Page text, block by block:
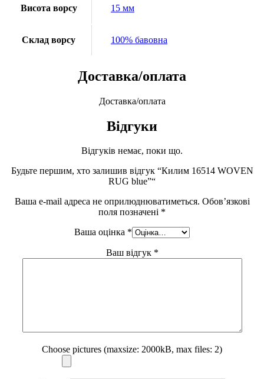
Висота ворсу 15 мм
Склад ворсу 100% бавовна
Доставка/оплата
Доставка/оплата
Відгуки
Відгуків немає, поки що.
Будьте першим, хто залишив відгук “Килим 16514 WOVEN
RUG blue”“
Ваша e-mail адреса не оприлюднюватиметься. Обов’язкові
поля позначені *
Ваша оцінка *
Ваш відгук *
Choose pictures (maxsize: 2000kB, max files: 2)